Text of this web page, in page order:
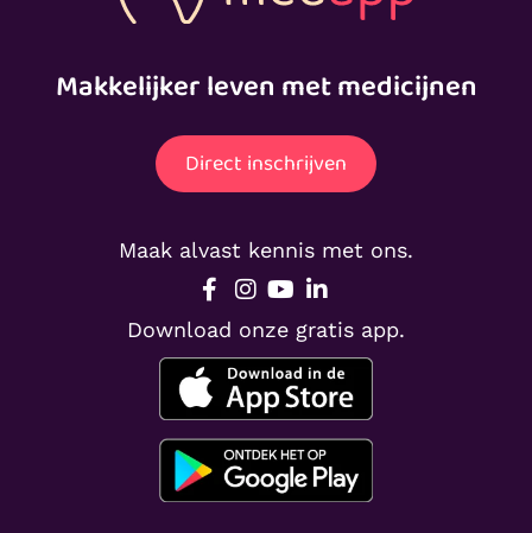
Makkelijker leven met medicijnen
Direct inschrijven
Maak alvast kennis met ons.
Download onze gratis app.